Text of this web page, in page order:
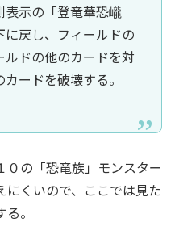
示の「登竜華恐巄
戻し、フィールドの
ドの他のカードを対
ードを破壊する。
０の「恐竜族」モンスター
くいので、ここでは見た
。